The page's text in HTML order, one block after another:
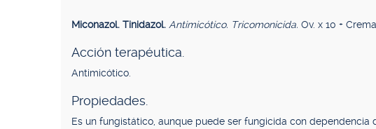
Miconazol. Tinidazol. Antimicótico. Tricomonicida. Ov. x 10 +
Acción terapéutica.
Antimicótico.
Propiedades.
Es un fungistático, aunque puede ser fungicida con